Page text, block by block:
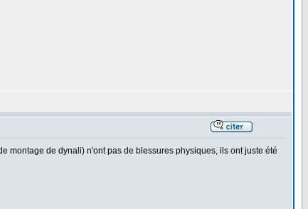
montage de dynali) n'ont pas de blessures physiques, ils ont juste été